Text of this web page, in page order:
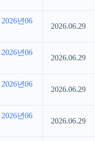
년06
2026.06.29
년06
2026.06.29
년06
2026.06.29
년06
2026.06.29